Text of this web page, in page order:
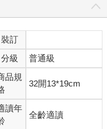
裝訂
分級 普通級
品規
32開13*19cm
讀年
全齡適讀